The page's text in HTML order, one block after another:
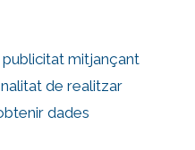
publicitat mitjançant
de realitzar
dades